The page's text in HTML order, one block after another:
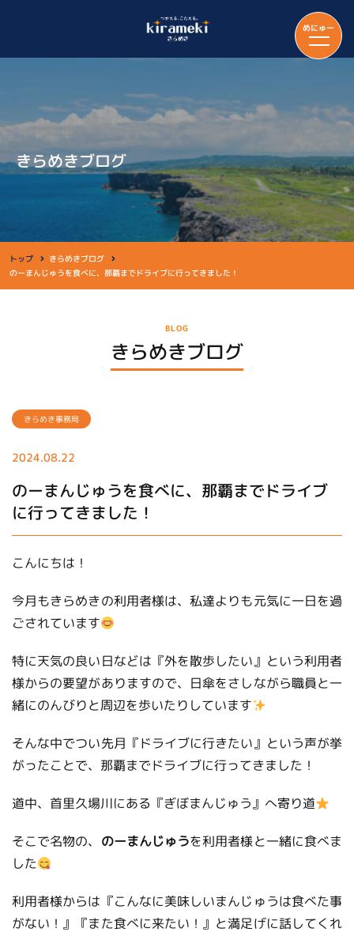
めにゅー
きらめきブログ
トップ
きらめきブログ
のーまんじゅうを食べに、那覇までドライブに行ってきました！
BLOG
きらめきブログ
きらめき事務局
2024.08.22
のーまんじゅうを食べに、那覇までドライブ
に行ってきました！
こんにちは！
今月もきらめきの利用者様は、私達よりも元気に一日を過
ごされています
特に天気の良い日などは『外を散歩したい』という利用者
様からの要望がありますので、日傘をさしながら職員と一
緒にのんびりと周辺を歩いたりしています
そんな中でつい先月『ドライブに行きたい』という声が挙
がったことで、那覇までドライブに行ってきました！
道中、首里久場川にある『ぎぼまんじゅう』へ寄り道
そこで名物の、 のーまんじゅうを利用者様と一緒に食べま
した
利用者様からは『こんなに美味しいまんじゅうは食べた事
がない！』『また食べに来たい！』と満足げに話してくれ